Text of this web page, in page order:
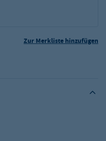
Zur Merkliste hinzufügen